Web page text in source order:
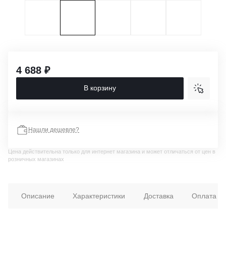
4 688 ₽
В корзину
Нашли дешевле?
Цена действительна только для интернет магазина и может отличаться от цен в
розничных магазинах
Описание Характеристики Доставка Оплата